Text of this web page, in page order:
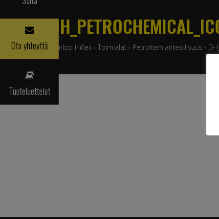
Ota yhteyttä
Tuoteluettelot
Dunlop Hiflex › Toimialat › Petrokemianteollisuus ›